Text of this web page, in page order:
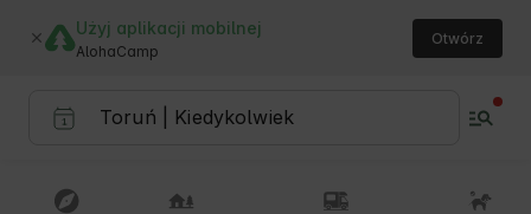
Użyj aplikacji mobilnej
AlohaCamp
Otwórz